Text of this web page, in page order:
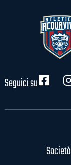
Seguici su
Società